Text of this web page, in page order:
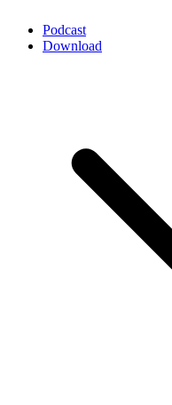
Podcast
Download